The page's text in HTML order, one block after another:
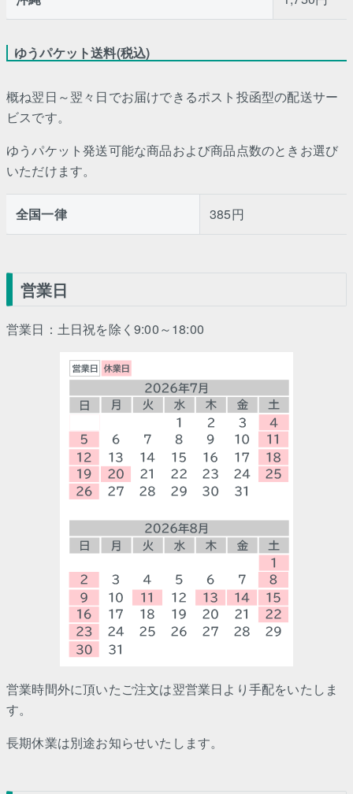
ゆうパケット送料(税込)
概ね翌日～翌々日でお届けできるポスト投函型の配送サー
ビスです。
ゆうパケット発送可能な商品および商品点数のときお選び
いただけます。
全国一律 385円
営業日
営業日：土日祝を除く9:00～18:00
営業時間外に頂いたご注文は翌営業日より手配をいたしま
す。
長期休業は別途お知らせいたします。